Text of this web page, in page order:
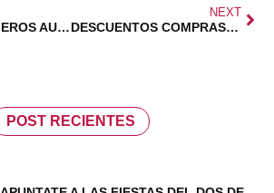
CURSO DE PRIMEROS AUXILIOS PARA SOCIOS
NEXT
DESCUENTOS COMPRAS ONLINE :FAMIMARKET
POST RECIENTES